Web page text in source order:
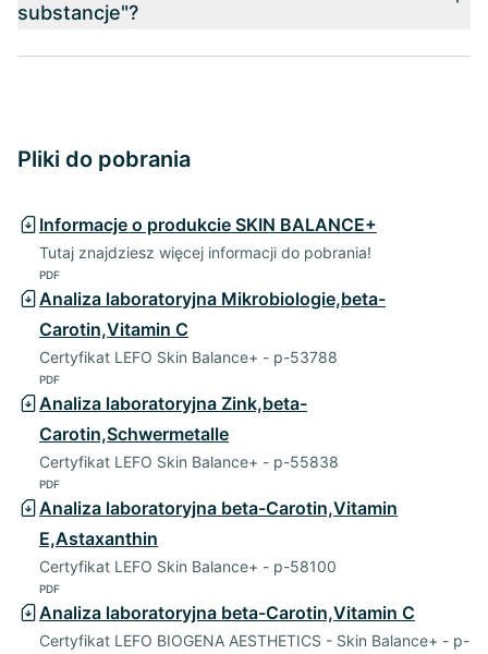
substancje"?
Pliki do pobrania
Informacje o produkcie SKIN BALANCE+
Tutaj znajdziesz więcej informacji do pobrania!
PDF
Analiza laboratoryjna Mikrobiologie,beta-
Carotin,Vitamin C
Certyfikat LEFO Skin Balance+ - p-53788
PDF
Analiza laboratoryjna Zink,beta-
Carotin,Schwermetalle
Certyfikat LEFO Skin Balance+ - p-55838
PDF
Analiza laboratoryjna beta-Carotin,Vitamin
E,Astaxanthin
Certyfikat LEFO Skin Balance+ - p-58100
PDF
Analiza laboratoryjna beta-Carotin,Vitamin C
Certyfikat LEFO BIOGENA AESTHETICS - Skin Balance+ - p-